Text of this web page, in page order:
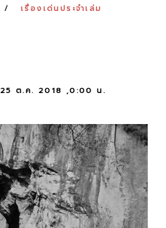
เรื่องเด่นประจำเล่ม
25 ต.ค. 2018 ,0:00 น.